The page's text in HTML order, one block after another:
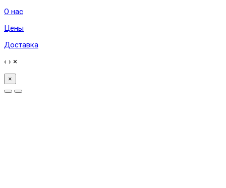
О нас
Цены
Доставка
‹ › ×
×